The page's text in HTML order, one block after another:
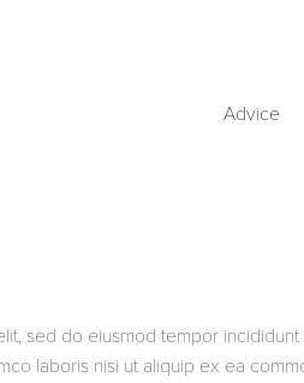
Advice
sed do eiusmod tempor
laboris nisi ut aliquip ex ea